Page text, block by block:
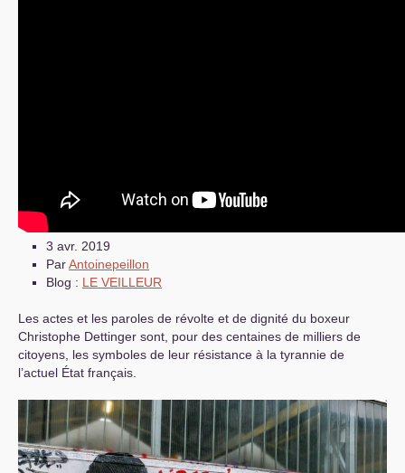
3 avr. 2019
ParAntoinepeillon
Blog : LE VEILLEUR
Les actes et les paroles de révolte et de dignité du boxeur
Christophe Dettinger sont, pour des centaines de milliers de
citoyens, les symboles de leur résistance à la tyrannie de
l’actuel État français.